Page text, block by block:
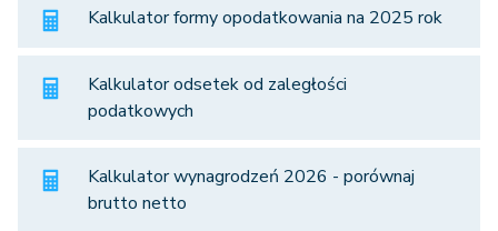
Kalkulator formy opodatkowania na 2025 rok
Kalkulator odsetek od zaległości
podatkowych
Kalkulator wynagrodzeń 2026 - porównaj
brutto netto